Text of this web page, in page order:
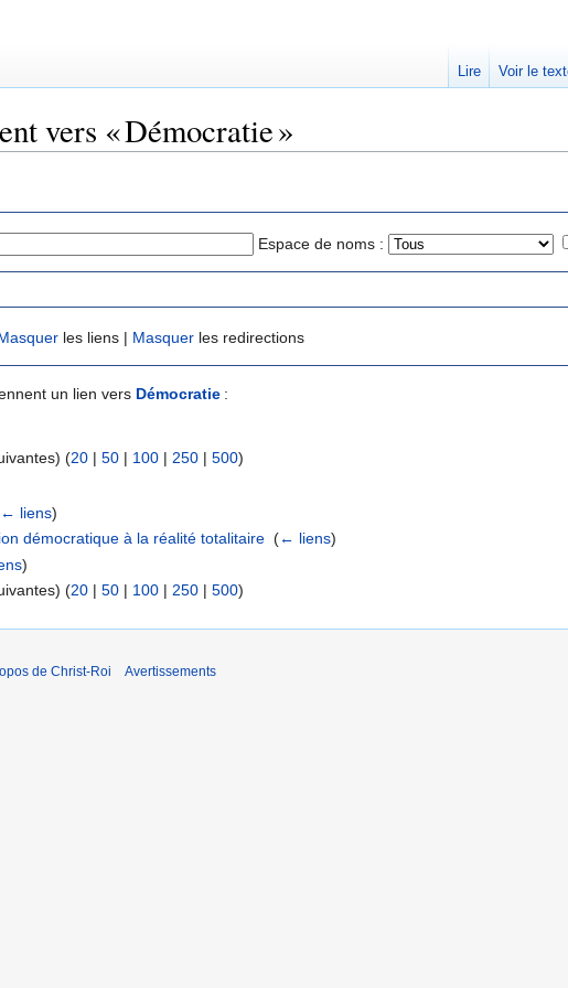
vers « Démocratie »
Espace de noms :
les liens | Masquer les redirections
un lien vers Démocratie :
(20 | 50 | 100 | 250 | 500)
← liens)
démocratique à la réalité totalitaire ‎(← liens)
)
(20 | 50 | 100 | 250 | 500)
Lire Voir le
de Christ-Roi Avertissements